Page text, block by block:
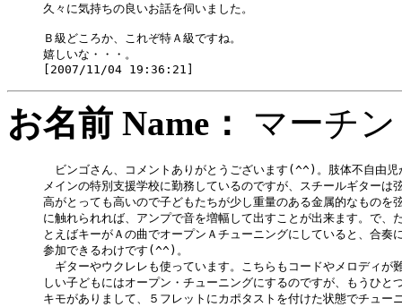
久々に気持ちの良いお話を伺いました。
Ｂ級どころか、これぞ特Ａ級ですね。
嬉しいな・・・。
お名前 Name： マー
ビンゴさん、コメントありがとうございます(^^)。肢体不自由児
メインの特別支援学校に勤務しているのですが、スチールギターは
高がとっても高いので子どもたちが少し重量のある金属的なものを
に触れられれば、アンプで音を増幅して出すことが出来ます。で、
とえばキーがＡの曲でオープンＡチューニングにしていると、合奏
参加できるわけです(^^)。
ギターやウクレレも使っています。こちらもコードやメロディが
しい子どもにはオープン・チューニングにするのですが、もうひと
キモがありまして、５フレットにカポタストを付けた状態でチュー